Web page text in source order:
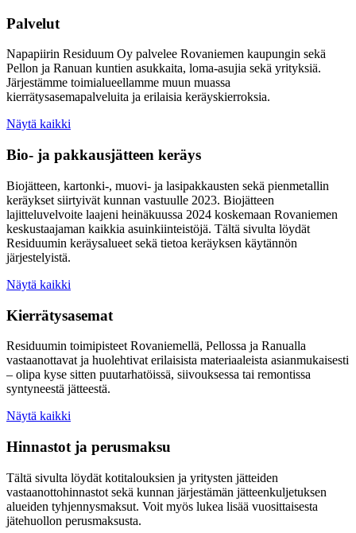
Palvelut
Napapiirin Residuum Oy palvelee Rovaniemen kaupungin sekä
Pellon ja Ranuan kuntien asukkaita, loma-asujia sekä yrityksiä.
Järjestämme toimialueellamme muun muassa
kierrätysasemapalveluita ja erilaisia keräyskierroksia.
Näytä kaikki
Bio- ja pakkausjätteen keräys
Biojätteen, kartonki-, muovi- ja lasipakkausten sekä pienmetallin
keräykset siirtyivät kunnan vastuulle 2023. Biojätteen
lajitteluvelvoite laajeni heinäkuussa 2024 koskemaan Rovaniemen
keskustaajaman kaikkia asuinkiinteistöjä. Tältä sivulta löydät
Residuumin keräysalueet sekä tietoa keräyksen käytännön
järjestelyistä.
Näytä kaikki
Kierrätysasemat
Residuumin toimipisteet Rovaniemellä, Pellossa ja Ranualla
vastaanottavat ja huolehtivat erilaisista materiaaleista asianmukaisesti
– olipa kyse sitten puutarhatöissä, siivouksessa tai remontissa
syntyneestä jätteestä.
Näytä kaikki
Hinnastot ja perusmaksu
Tältä sivulta löydät kotitalouksien ja yritysten jätteiden
vastaanottohinnastot sekä kunnan järjestämän jätteenkuljetuksen
alueiden tyhjennysmaksut. Voit myös lukea lisää vuosittaisesta
jätehuollon perusmaksusta.